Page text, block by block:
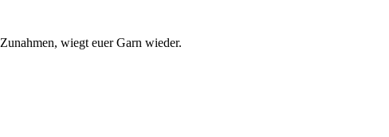
wiegt euer Garn wieder.